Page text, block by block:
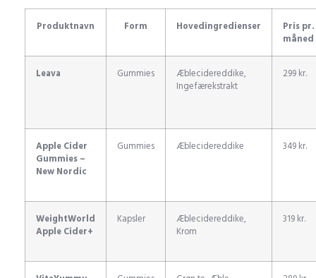
Produktnavn Form Hovedingredienser
Pris pr.
måned
Leava Gummies
Æblecidereddike,
Ingefærekstrakt
299 kr.
Apple Cider
Gummies –
New Nordic
Gummies Æblecidereddike 349 kr.
WeightWorld
Apple Cider+
Kapsler
Æblecidereddike,
Krom
319 kr.